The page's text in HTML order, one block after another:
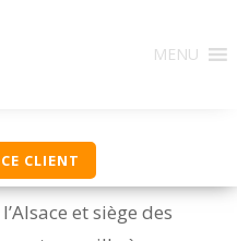
MENU
CLIENT
et siège des